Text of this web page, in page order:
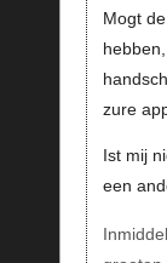
Mogt
zure
Ist mij
een